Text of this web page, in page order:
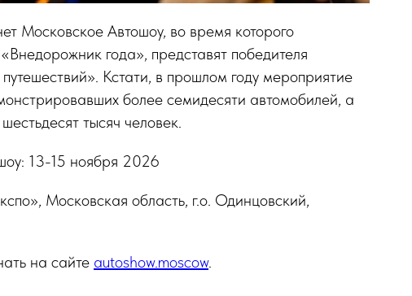
Московское Автошоу, во время которого
года», представят победителя
Кстати, в прошлом году мероприятие
более семидесяти автомобилей, а
тысяч человек.
13-15 ноября 2026
Московская область, г.о. Одинцовский,
на сайте autoshow.moscow.